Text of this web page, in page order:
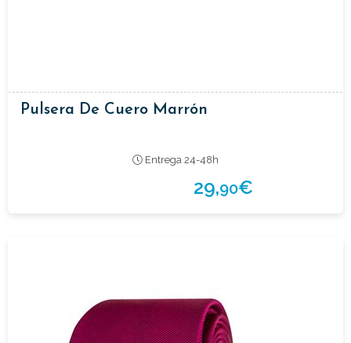
Pulsera De Cuero Marrón
Entrega 24-48h
29,90€